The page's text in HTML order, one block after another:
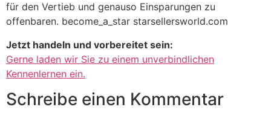
für den Vertieb und genauso Einsparungen zu
offenbaren. become_a_star starsellersworld.com
Jetzt handeln und vorbereitet sein:
Gerne laden wir Sie zu einem unverbindlichen
Kennenlernen ein.
Schreibe einen Kommentar